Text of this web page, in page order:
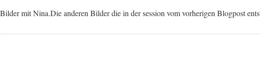
Bilder mit Nina.Die anderen Bilder die in der session vom vorherigen Blogpost